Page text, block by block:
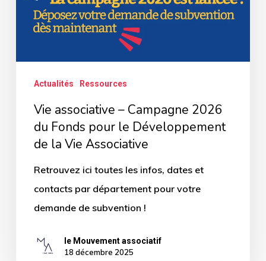
Fonds
pour
Associative
Actualités Ressources
Vie associative – Campagne 2026
du Fonds pour le Développement
de la Vie Associative
Retrouvez ici toutes les infos, dates et
contacts par département pour votre
demande de subvention !
le Mouvement associatif
18 décembre 2025